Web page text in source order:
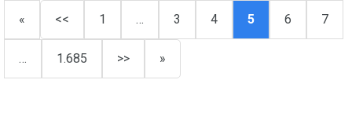
« << 1 … 3 4 5 6 7
… 1.685 >> »